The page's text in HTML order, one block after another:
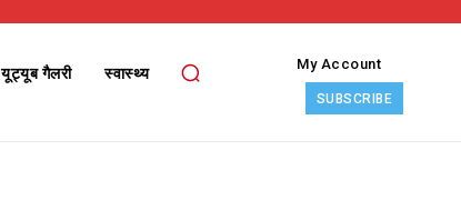
यूट्यूब गैलरी स्वास्थ्य
My Account
SUBSCRIBE